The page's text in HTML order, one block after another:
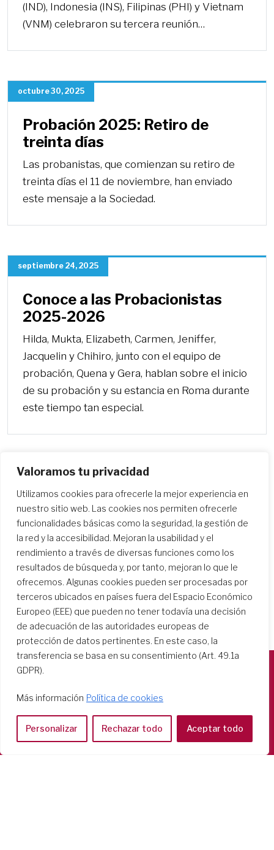
Valoramos tu privacidad
Utilizamos cookies para ofrecerle la mejor experiencia en
nuestro sitio web. Las cookies nos permiten ofrecerle
funcionalidades básicas como la seguridad, la gestión de
la red y la accesibilidad. Mejoran la usabilidad y el
rendimiento a través de diversas funciones como los
resultados de búsqueda y, por tanto, mejoran lo que le
ofrecemos. Algunas cookies pueden ser procesadas por
terceros ubicados en países fuera del Espacio Económico
Europeo (EEE) que pueden no tener todavía una decisión
de adecuación de las autoridades europeas de
protección de datos pertinentes. En este caso, la
transferencia se basa en su consentimiento (Art. 49.1a
GDPR).
Más información Política de cookies
Personalizar Rechazar todo Aceptar todo
(IND), Indonesia (INS), Filipinas (PHI) y Vietnam
(VNM) celebraron su tercera reunión…
octubre 30, 2025
Probación 2025: Retiro de
treinta días
Las probanistas, que comienzan su retiro de
treinta días el 11 de noviembre, han enviado
este mensaje a la Sociedad.
septiembre 24, 2025
Conoce a las Probacionistas
2025-2026
Hilda, Mukta, Elizabeth, Carmen, Jeniffer,
Jacquelin y Chihiro, junto con el equipo de
probación, Quena y Gera, hablan sobre el inicio
de su probación y su estancia en Roma durante
este tiempo tan especial.
Más
Casa Generalizia
Via Tarquinio Vipera, 16 - 00152 Roma
Tel: 06 58 23 03 32 or 06 58 20 31 17